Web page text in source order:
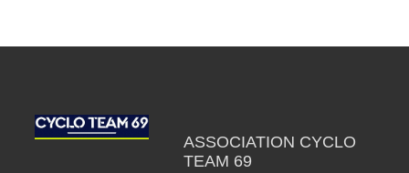
ASSOCIATION CYCLO
TEAM 69